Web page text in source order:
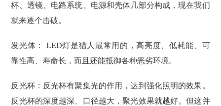
杯、透镜、电路系统、电源和壳体几部分构成，现在我们
就来逐个击破。
发光体： LED灯是猎人最常用的，高亮度、低耗能、可
靠性高、寿命长，而且还能抵御各种恶劣环境。
反光杯：反光杯有聚集光的作用，达到强化照明的效果。
反光杯的深度越深、口径越大，聚光效果就越好。但这并